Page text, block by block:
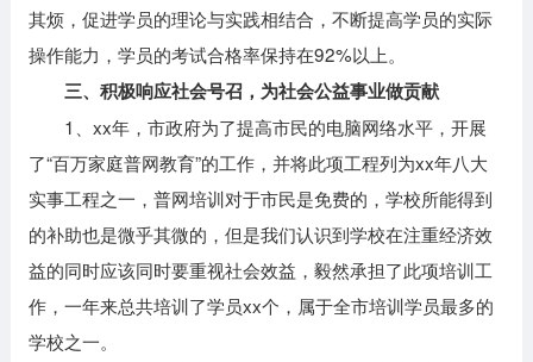
其烦，促进学员的理论与实践相结合，不断提高学员的实际
操作能力，学员的考试合格率保持在92%以上。
三、积极响应社会号召，为社会公益事业做贡献
1、xx年，市政府为了提高市民的电脑网络水平，开展
了“百万家庭普网教育”的工作，并将此项工程列为xx年八大
实事工程之一，普网培训对于市民是免费的，学校所能得到
的补助也是微乎其微的，但是我们认识到学校在注重经济效
益的同时应该同时要重视社会效益，毅然承担了此项培训工
作，一年来总共培训了学员xx个，属于全市培训学员最多的
学校之一。